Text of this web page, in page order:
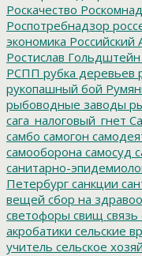
Роскачество
Роспотребнадзор
экономика Российский
Ростислав Гольдштейн
РСПП рубка деревьев
рукопашный бой
рыбоводные заводы
сага_налоговый_гнет
самбо самогон
самооборона самосуд
санитарно-
Петербург санкции
вещей сбор на
светофоры свищ связь
акробатики сельские
учитель сельское